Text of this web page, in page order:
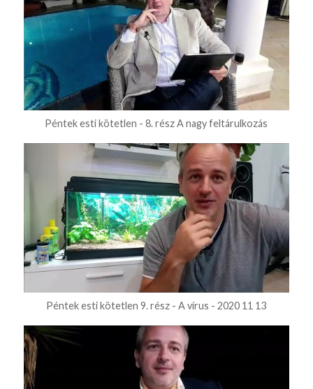
Péntek esti kötetlen - 8. rész A nagy feltárulkozás
Péntek esti kötetlen 9. rész - A vírus - 2020 11 13